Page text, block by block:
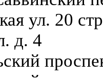
ул. 20
д. 4